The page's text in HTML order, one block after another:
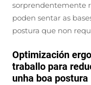
sorprendentemente
poden sentar as
postura que non
Optimización
traballo para
unha boa postura